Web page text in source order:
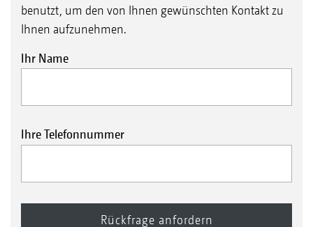
benutzt, um den von Ihnen gewünschten Kontakt zu
Ihnen aufzunehmen.
Ihr Name
Ihre Telefonnummer